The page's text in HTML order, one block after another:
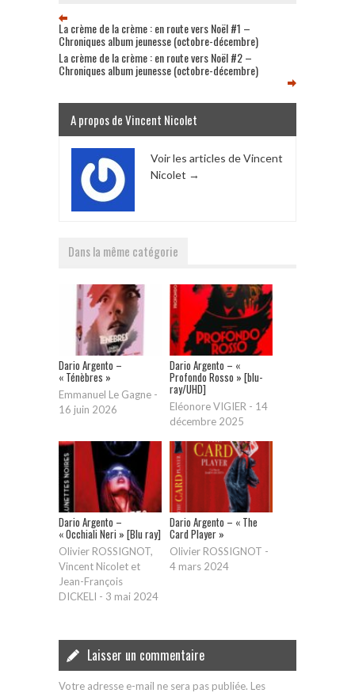
La crème de la crème : en route vers Noël #1 –
Chroniques album jeunesse (octobre-décembre)
La crème de la crème : en route vers Noël #2 –
Chroniques album jeunesse (octobre-décembre)
A propos de Vincent Nicolet
Voir les articles de Vincent
Nicolet →
Dans la même catégorie
Dario Argento –
« Ténèbres »
Emmanuel Le Gagne -
16 juin 2026
Dario Argento – «
Profondo Rosso » [blu-
ray/UHD]
Eléonore VIGIER - 14
décembre 2025
Dario Argento –
« Occhiali Neri » [Blu ray]
Olivier ROSSIGNOT,
Vincent Nicolet et
Jean-François
DICKELI - 3 mai 2024
Dario Argento – « The
Card Player »
Olivier ROSSIGNOT -
4 mars 2024
Laisser un commentaire
Votre adresse e-mail ne sera pas publiée. Les